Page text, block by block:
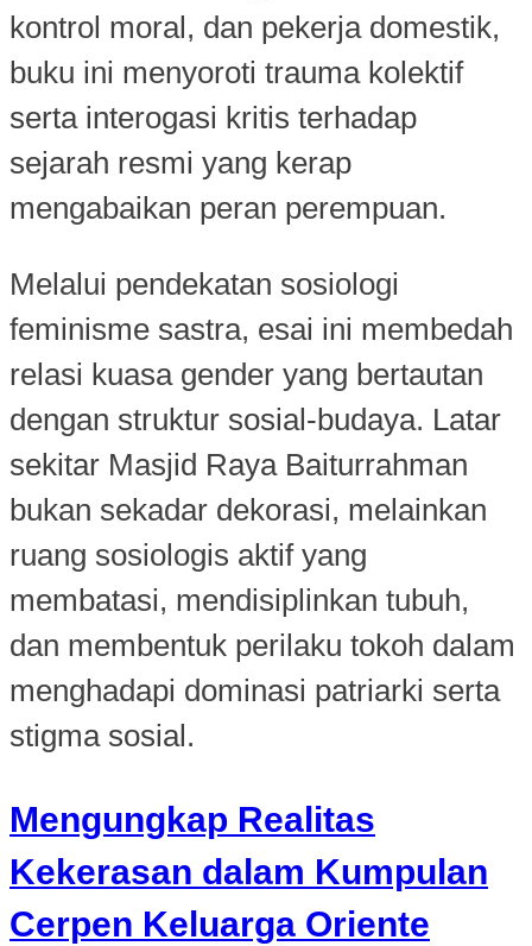
kontrol moral, dan pekerja domestik,
buku ini menyoroti trauma kolektif
serta interogasi kritis terhadap
sejarah resmi yang kerap
mengabaikan peran perempuan.
Melalui pendekatan sosiologi
feminisme sastra, esai ini membedah
relasi kuasa gender yang bertautan
dengan struktur sosial-budaya. Latar
sekitar Masjid Raya Baiturrahman
bukan sekadar dekorasi, melainkan
ruang sosiologis aktif yang
membatasi, mendisiplinkan tubuh,
dan membentuk perilaku tokoh dalam
menghadapi dominasi patriarki serta
stigma sosial.
Mengungkap Realitas
Kekerasan dalam Kumpulan
Cerpen Keluarga Oriente